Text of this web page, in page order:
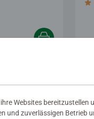
Bewertung 4,9 von
Websites bereitzustellen
und zuverlässigen Betrieb